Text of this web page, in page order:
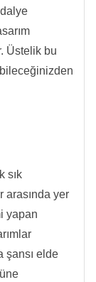
Üstelik bu
sık
arasında yer
yapan
şansı elde